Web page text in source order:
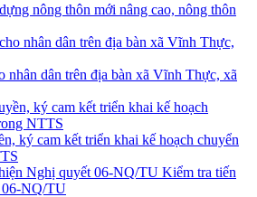
nông thôn mới nâng cao, nông thôn
nhân dân trên địa bàn xã Vĩnh Thực, xã
ký cam kết triển khai kế hoạch chuyển
Kiểm tra tiến
06-NQ/TU